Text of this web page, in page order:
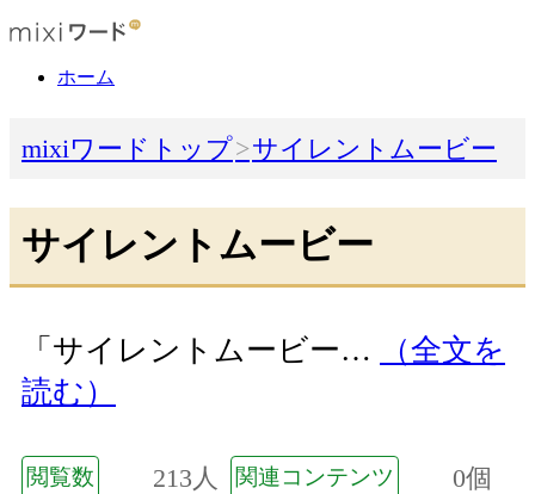
ホーム
mixiワードトップ サイレントムービー
サイレントムービー
「サイレントムービー…
（全文を
読む）
閲覧数 213人 関連コンテンツ 0個